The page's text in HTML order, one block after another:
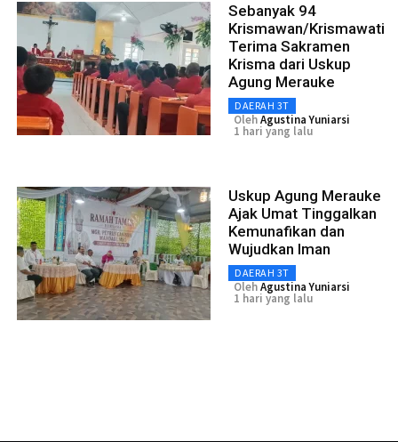
Sebanyak 94
Krismawan/Krismawati
Terima Sakramen
Krisma dari Uskup
Agung Merauke
DAERAH 3T
OlehAgustina Yuniarsi
1 hari yang lalu
Uskup Agung Merauke
Ajak Umat Tinggalkan
Kemunafikan dan
Wujudkan Iman
DAERAH 3T
OlehAgustina Yuniarsi
1 hari yang lalu